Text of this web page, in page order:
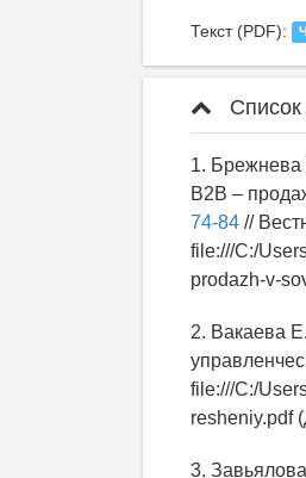
Текст (PDF):
1. Брежнева
В2В –
74-84 //
file:///C:/
prodazh-v-
2. Вакаева
file:///C:/
resheniy.pdf
3.